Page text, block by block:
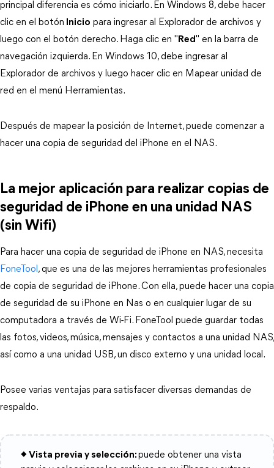
principal diferencia es cómo iniciarlo. En Windows 8, debe hacer
clic en el botón Inicio para ingresar al Explorador de archivos y
luego con el botón derecho. Haga clic en "Red" en la barra de
navegación izquierda. En Windows 10, debe ingresar al
Explorador de archivos y luego hacer clic en Mapear unidad de
red en el menú Herramientas.
Después de mapear la posición de Internet, puede comenzar a
hacer una copia de seguridad del iPhone en el NAS.
La mejor aplicación para realizar copias de
seguridad de iPhone en una unidad NAS
(sin Wifi)
Para hacer una copia de seguridad de iPhone en NAS, necesita
FoneTool, que es una de las mejores herramientas profesionales
de copia de seguridad de iPhone. Con ella, puede hacer una copia
de seguridad de su iPhone en Nas o en cualquier lugar de su
computadora a través de Wi-Fi. FoneTool puede guardar todas
las fotos, videos, música, mensajes y contactos a una unidad NAS,
así como a una unidad USB, un disco externo y una unidad local.
Posee varias ventajas para satisfacer diversas demandas de
respaldo.
◆ Vista previa y selección:puede obtener una vista